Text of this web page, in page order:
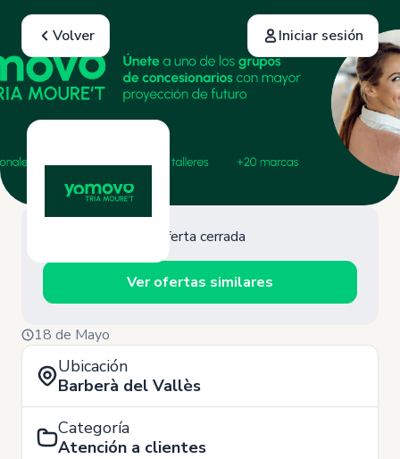
Volver Iniciar sesión
Oferta cerrada
Ver ofertas similares
18 de Mayo
Ubicación
Barberà del Vallès
Categoría
Atención a clientes